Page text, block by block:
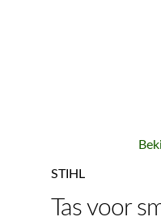
STIHL
Tas voor